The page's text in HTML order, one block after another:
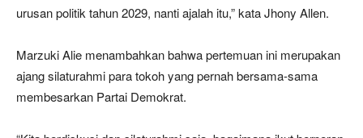
urusan politik tahun 2029, nanti ajalah itu,” kata Jhony Allen.
Marzuki Alie menambahkan bahwa pertemuan ini merupakan
ajang silaturahmi para tokoh yang pernah bersama-sama
membesarkan Partai Demokrat.